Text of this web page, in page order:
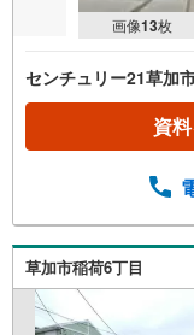
画像13枚
センチュリー21草加
資
草加市稲荷6丁目